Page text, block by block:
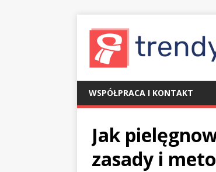
WSPÓŁPRACA I KONTAKT
Jak
zasady i